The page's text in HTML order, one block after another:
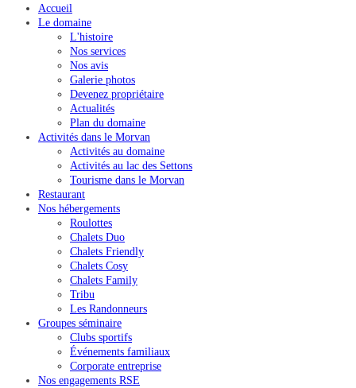
Accueil
Le domaine
L'histoire
Nos services
Nos avis
Galerie photos
Devenez propriétaire
Actualités
Plan du domaine
Activités dans le Morvan
Activités au domaine
Activités au lac des Settons
Tourisme dans le Morvan
Restaurant
Nos hébergements
Roulottes
Chalets Duo
Chalets Friendly
Chalets Cosy
Chalets Family
Tribu
Les Randonneurs
Groupes séminaire
Clubs sportifs
Événements familiaux
Corporate entreprise
Nos engagements RSE